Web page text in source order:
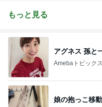
もっと見る
アグネス 孫と
Amebaトピックス
娘の抱っこ移